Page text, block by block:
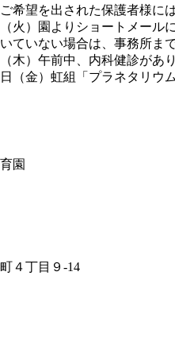
望を出された保護者様には
）園よりショートメールに
ない場合は、事務所まで
）午前中、内科健診があり
金）虹組「プラネタリウム
４丁目９-14